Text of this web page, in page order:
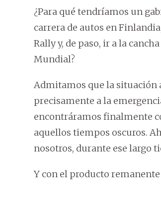
¿Para qué tendríamos un
carrera de autos en
Rally y, de paso, ir a la
Mundial?
Admitamos que la situación
precisamente a la
encontráramos finalmente
aquellos tiempos oscuros.
nosotros, durante ese largo
Y con el producto